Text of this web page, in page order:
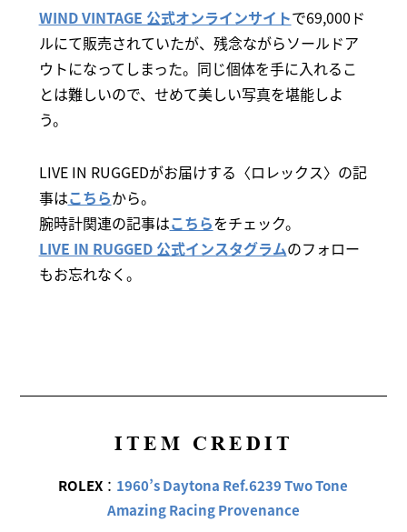
WIND VINTAGE 公式オンラインサイトで69,000ド
ルにて販売されていたが、残念ながらソールドア
ウトになってしまった。同じ個体を手に入れるこ
とは難しいので、せめて美しい写真を堪能しよ
う。
LIVE IN RUGGEDがお届けする〈ロレックス〉の記
事はこちらから。
腕時計関連の記事はこちらをチェック。
LIVE IN RUGGED 公式インスタグラムのフォロー
もお忘れなく。
ITEM CREDIT
ROLEX ： 1960’s Daytona Ref.6239 Two Tone
Amazing Racing Provenance